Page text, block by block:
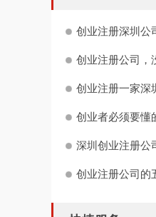
创业注册深圳公
创业注册公司，
创业注册一家深
创业者必须要懂
深圳创业注册公
创业注册公司的